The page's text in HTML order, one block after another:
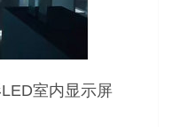
室内显示屏